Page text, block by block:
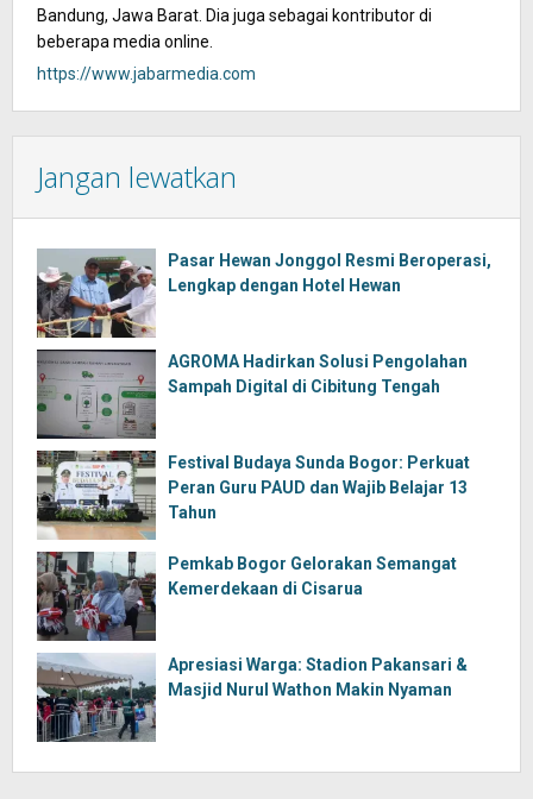
Bandung, Jawa Barat. Dia juga sebagai kontributor di
beberapa media online.
https://www.jabarmedia.com
Jangan lewatkan
Pasar Hewan Jonggol Resmi Beroperasi,
Lengkap dengan Hotel Hewan
AGROMA Hadirkan Solusi Pengolahan
Sampah Digital di Cibitung Tengah
Festival Budaya Sunda Bogor: Perkuat
Peran Guru PAUD dan Wajib Belajar 13
Tahun
Pemkab Bogor Gelorakan Semangat
Kemerdekaan di Cisarua
Apresiasi Warga: Stadion Pakansari &
Masjid Nurul Wathon Makin Nyaman